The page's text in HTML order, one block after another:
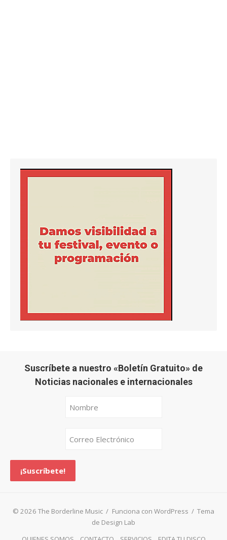
Suscríbete a nuestro «Boletín Gratuito» de
Noticias nacionales e internacionales
© 2026 The Borderline Music / Funciona con WordPress / Tema
de Design Lab